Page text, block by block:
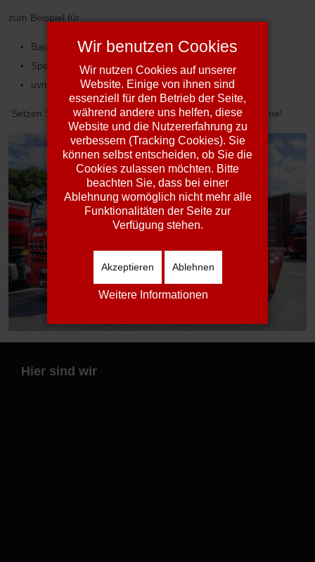
zum Beispiel für
Bauschutt
Sperrmüll
uvm.
Setzen Sie sich mit uns in Verbindung, wir beraten Sie gerne!
Hier sind wir
Wir benutzen Cookies
Wir nutzen Cookies auf unserer
Website. Einige von ihnen sind
essenziell für den Betrieb der Seite,
während andere uns helfen, diese
Website und die Nutzererfahrung zu
verbessern (Tracking Cookies). Sie
können selbst entscheiden, ob Sie die
Cookies zulassen möchten. Bitte
beachten Sie, dass bei einer
Ablehnung womöglich nicht mehr alle
Funktionalitäten der Seite zur
Verfügung stehen.
Akzeptieren Ablehnen
Weitere Informationen